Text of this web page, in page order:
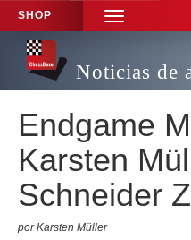
SHOP
TOGGLE
NAVIGATION
Noticias de
Endgame
Karsten
Schneider
por Karsten Müller